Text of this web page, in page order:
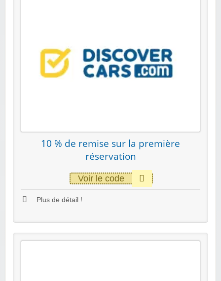
10 % de remise sur la première
réservation
Voir le code
Plus de détail !